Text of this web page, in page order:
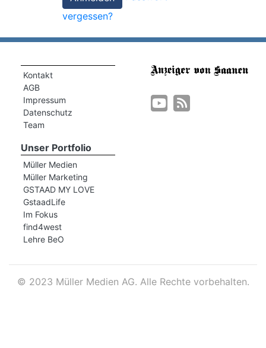
vergessen?
Kontakt
AGB
Impressum
Datenschutz
Team
Unser Portfolio
Müller Medien
Müller Marketing
GSTAAD MY LOVE
GstaadLife
Im Fokus
find4west
Lehre BeO
© 2023 Müller Medien AG. Alle Rechte vorbehalten.